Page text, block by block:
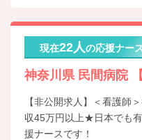
現在22人の応援ナー
神奈川県 民間病院
【非公開求人】＜看護師
収45万円以上★日本でも
援ナースです！